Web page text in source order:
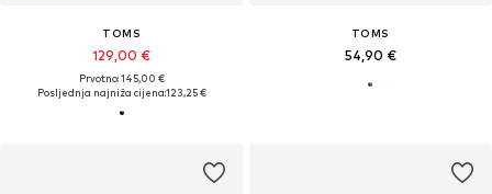
TOMS
129,00 €
Prvotno: 145,00 €
Posljednja najniža cijena:123,25 €
TOMS
54,90 €